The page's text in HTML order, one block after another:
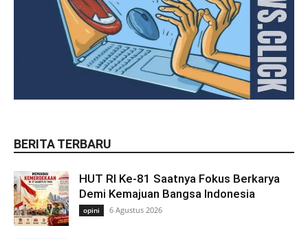
BERITA TERBARU
HUT RI Ke-81 Saatnya Fokus Berkarya
Demi Kemajuan Bangsa Indonesia
opini 6 Agustus 2026